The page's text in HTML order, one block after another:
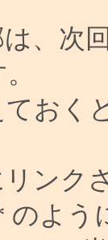
は、次
おく
ンク
よう